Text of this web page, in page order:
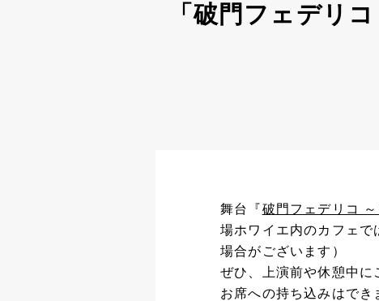
「破門フェデリ
舞台『破門フェデリコ
場ホワイエ内のカフェ
場合がございます）
ぜひ、上演前や休憩中に
お席への持ち込みはでき